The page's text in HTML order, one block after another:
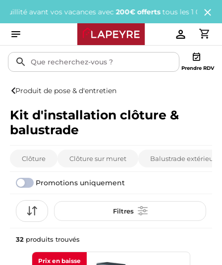
vacances avec200€ offertstous les 1 000€ d'achats.
Prendre RDV
Produit de pose & d'entretien
Kit d'installation clôture &
balustrade
Clôture Clôture sur muret Balustrade extérieure
Promotions uniquement
Filtres
32 produits trouvés
Prix en baisse